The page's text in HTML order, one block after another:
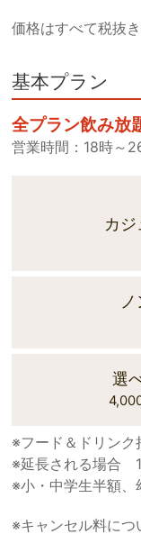
価格はすべて税抜き
基本プラン
全プラン飲み放
営業時間：18時～
カ
選
※フード＆ドリンク
※延長される場合
※小・中学生半額、
※キャンセル料につ